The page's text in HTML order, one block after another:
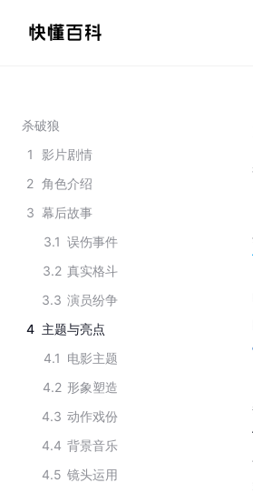
杀破狼
1
影片剧情
2 角色介绍
3 幕后故事
3.1 误伤事件
3.2 真实格斗
3.3 演员纷争
4 主题与亮点
4.1 电影主题
4.2 形象塑造
4.3 动作戏份
4.4 背景音乐
4.5 镜头运用